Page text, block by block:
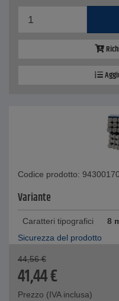
Codice prodotto:
Variante
Caratteri tipografici
8
Sicurezza del prodotto
44,56 €
41,44€
Prezzo (IVA inclusa)